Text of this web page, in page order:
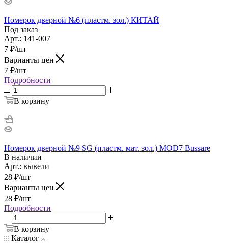
Номерок дверной №6 (пластм. зол.) КИТАЙ
Под заказ
Арт.: 141-007
7 ₽/шт
Варианты цен
7 ₽/шт
Подробности
В корзину
Номерок дверной №9 SG (пластм. мат. зол.) MOD7 Bussare
В наличии
Арт.: вывели
28 ₽/шт
Варианты цен
28 ₽/шт
Подробности
В корзину
Каталог